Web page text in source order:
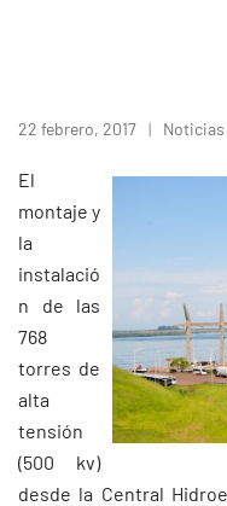
22 febrero, 2017 Noticias
El
montaje y
la
instalació
n de las
768
torres de
alta
tensión
(500 kv)
desde la Central